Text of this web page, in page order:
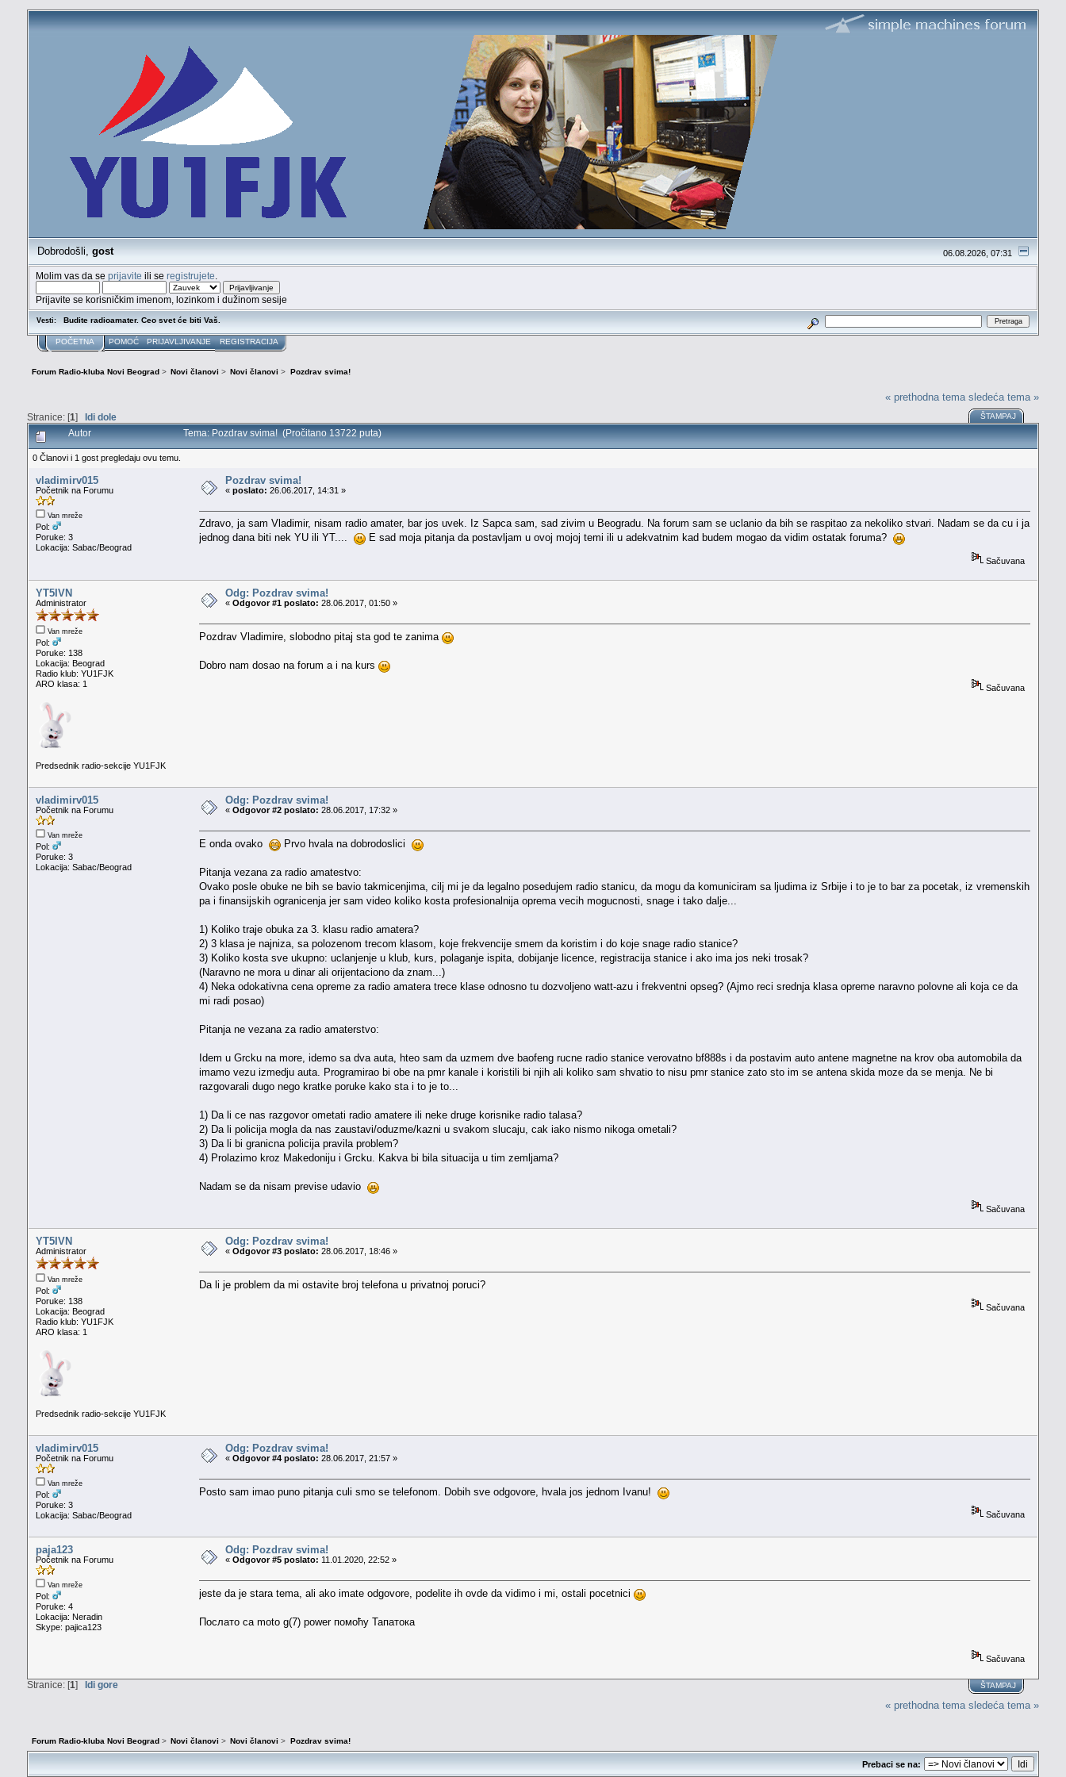
06.08.2026, 07:31
Dobrodošli,gost
Molim vas da se prijavite ili se registrujete
Prijavite se korisničkim imenom, lozinkom i dužinom sesije
Vesti: Budite radioamater. Ceo svet će biti Vaš.
POČETNA POMOĆ PRIJAVLJIVANJE REGISTRACIJA
Forum Radio-kluba Novi Beograd > Novi članovi > Novi članovi > Pozdrav svima!
« prethodna tema sledeća tema »
Stranice: [1] Idi dole ŠTAMPAJ
Autor Tema: Pozdrav svima! (Pročitano 13722 puta)
0 Članovi i 1 gost pregledaju ovu temu.
vladimirv015
Početnik na Forumu
Van mreže
Pol:
Poruke: 3
Lokacija: Sabac/Beograd
Pozdrav svima!
« poslato: 26.06.2017, 14:31 »
Zdravo, ja sam Vladimir, nisam radio amater, bar jos uvek. Iz Sapca sam, sad zivim u Beogradu. Na forum sam se uclanio da bih se raspitao za nekoliko stvari. Nadam se da cu i ja
jednog dana biti nek YU ili YT....
E sad moja pitanja da postavljam u ovoj mojoj temi ili u adekvatnim kad budem mogao da vidim ostatak foruma?
Sačuvana
YT5IVN
Administrator
Van mreže
Pol:
Poruke: 138
Lokacija: Beograd
Radio klub: YU1FJK
ARO klasa: 1
Predsednik radio-sekcije YU1FJK
Odg: Pozdrav svima!
« Odgovor #1 poslato: 28.06.2017, 01:50 »
Pozdrav Vladimire, slobodno pitaj sta god te zanima
Dobro nam dosao na forum a i na kurs
Sačuvana
vladimirv015
Početnik na Forumu
Van mreže
Pol:
Poruke: 3
Lokacija: Sabac/Beograd
Odg: Pozdrav svima!
« Odgovor #2 poslato: 28.06.2017, 17:32 »
E onda ovako Prvo hvala na dobrodoslici
Pitanja vezana za radio amatestvo:
Ovako posle obuke ne bih se bavio takmicenjima, cilj mi je da legalno posedujem radio stanicu, da mogu da komuniciram sa ljudima iz Srbije i to je to bar za pocetak, iz vremenskih
pa i finansijskih ogranicenja jer sam video koliko kosta profesionalnija oprema vecih mogucnosti, snage i tako dalje...
1) Koliko traje obuka za 3. klasu radio amatera?
2) 3 klasa je najniza, sa polozenom trecom klasom, koje frekvencije smem da koristim i do koje snage radio stanice?
3) Koliko kosta sve ukupno: uclanjenje u klub, kurs, polaganje ispita, dobijanje licence, registracija stanice i ako ima jos neki trosak?
(Naravno ne mora u dinar ali orijentaciono da znam...)
4) Neka odokativna cena opreme za radio amatera trece klase odnosno tu dozvoljeno watt-azu i frekventni opseg? (Ajmo reci srednja klasa opreme naravno polovne ali koja ce da
mi radi posao)
Pitanja ne vezana za radio amaterstvo:
Idem u Grcku na more, idemo sa dva auta, hteo sam da uzmem dve baofeng rucne radio stanice verovatno bf888s i da postavim auto antene magnetne na krov oba automobila da
imamo vezu izmedju auta. Programirao bi obe na pmr kanale i koristili bi njih ali koliko sam shvatio to nisu pmr stanice zato sto im se antena skida moze da se menja. Ne bi
razgovarali dugo nego kratke poruke kako sta i to je to...
1) Da li ce nas razgovor ometati radio amatere ili neke druge korisnike radio talasa?
2) Da li policija mogla da nas zaustavi/oduzme/kazni u svakom slucaju, cak iako nismo nikoga ometali?
3) Da li bi granicna policija pravila problem?
4) Prolazimo kroz Makedoniju i Grcku. Kakva bi bila situacija u tim zemljama?
Nadam se da nisam previse udavio
Sačuvana
YT5IVN
Administrator
Van mreže
Pol:
Poruke: 138
Lokacija: Beograd
Radio klub: YU1FJK
ARO klasa: 1
Predsednik radio-sekcije YU1FJK
Odg: Pozdrav svima!
« Odgovor #3 poslato: 28.06.2017, 18:46 »
Da li je problem da mi ostavite broj telefona u privatnoj poruci?
Sačuvana
vladimirv015
Početnik na Forumu
Van mreže
Pol:
Poruke: 3
Lokacija: Sabac/Beograd
Odg: Pozdrav svima!
« Odgovor #4 poslato: 28.06.2017, 21:57 »
Posto sam imao puno pitanja culi smo se telefonom. Dobih sve odgovore, hvala jos jednom Ivanu!
Sačuvana
paja123
Početnik na Forumu
Van mreže
Pol:
Poruke: 4
Lokacija: Neradin
Skype: pajica123
Odg: Pozdrav svima!
« Odgovor #5 poslato: 11.01.2020, 22:52 »
jeste da je stara tema, ali ako imate odgovore, podelite ih ovde da vidimo i mi, ostali pocetnici
Послато са moto g(7) power помоћу Тапатока
Sačuvana
ŠTAMPAJ
Stranice: [1] Idi gore
« prethodna tema sledeća tema »
Forum Radio-kluba Novi Beograd > Novi članovi > Novi članovi > Pozdrav svima!
Prebaci se na: